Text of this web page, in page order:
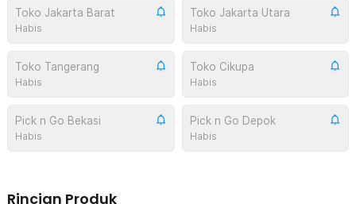
Toko Jakarta Barat
Habis
Toko Jakarta Utara
Habis
Toko Tangerang
Habis
Toko Cikupa
Habis
Pick n Go Bekasi
Habis
Pick n Go Depok
Habis
Rincian Produk